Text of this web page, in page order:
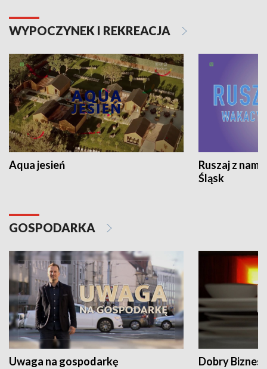
WYPOCZYNEK I REKREACJA
Aqua jesień
Ruszaj z
Śląsk
GOSPODARKA
Uwaga na gospodarkę Dobry Biznes